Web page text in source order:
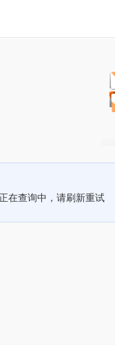
在查询中，请刷新重试